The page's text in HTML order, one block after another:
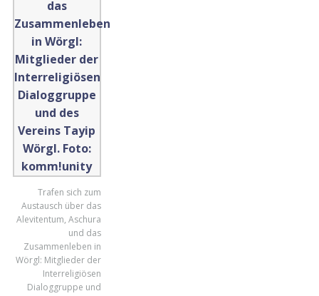
Trafen sich zum
Austausch über das
Alevitentum, Aschura
und das
Zusammenleben in
Wörgl: Mitglieder der
Interreligiösen
Dialoggruppe und